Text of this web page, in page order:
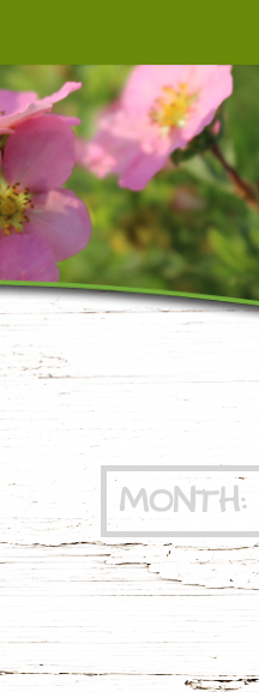
MONTH: